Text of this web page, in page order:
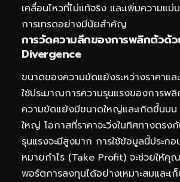
เคลื่อนไหวที่ไม่แท้จริง และเพิ่มความแม่
การเทรดอย่างมีนัยสำคัญ
การวัดความลึกของการพลิกตัวด้
Divergence
ขนาดของความขัดแย้งระหว่างราคาแล
ใช้ประมาณการความรุนแรงของการพ
ความขัดแย้งมีขนาดใหญ่และเกิดขึ้นบ
ใหญ่ โอกาสที่ราคาจะวิ่งในทิศทางตรง
รุนแรงจะมีสูงมาก การใช้ข้อมูลนี้ประกอ
หมายกำไร (Take Profit) จะช่วยให้คุ
พอร์ตการลงทุนได้อย่างเหมาะสมและเ